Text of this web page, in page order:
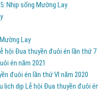
Nhịp sống Mường Lay
Lay
hội Đua thuyền đuôi én lần thứ 7
én năm 2021
đuôi én lần thứ VI năm 2020
lịch dịp Lễ hội Đua thuyền đuôi